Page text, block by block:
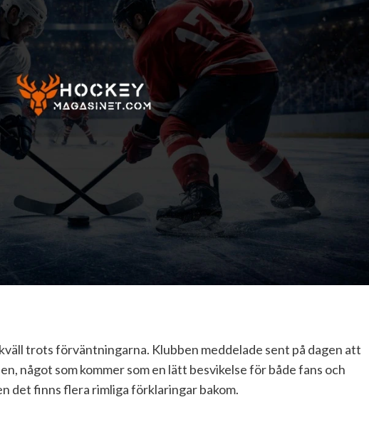
trots förväntningarna. Klubben meddelade sent på dagen att
något som kommer som en lätt besvikelse för både fans och
det finns flera rimliga förklaringar bakom.